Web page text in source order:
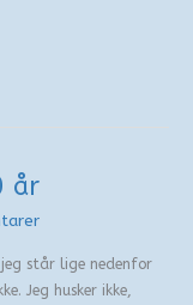
år
jeg står lige nedenfor
Jeg husker ikke,